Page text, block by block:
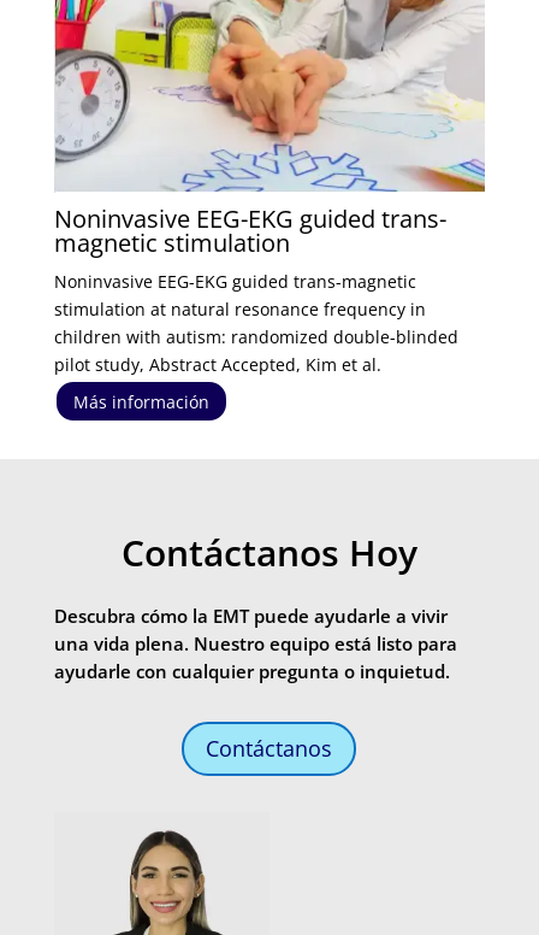
Noninvasive EEG-EKG guided trans-
magnetic stimulation
Noninvasive EEG-EKG guided trans-magnetic
stimulation at natural resonance frequency in
children with autism: randomized double-blinded
pilot study, Abstract Accepted, Kim et al.
Más información
Contáctanos Hoy
Descubra cómo la EMT puede ayudarle a vivir
una vida plena. Nuestro equipo está listo para
ayudarle con cualquier pregunta o inquietud.
Contáctanos